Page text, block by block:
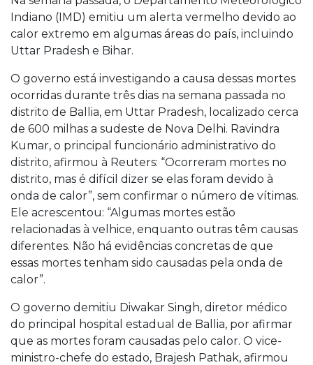
Indiano (IMD) emitiu um alerta vermelho devido ao
calor extremo em algumas áreas do país, incluindo
Uttar Pradesh e Bihar.
O governo está investigando a causa dessas mortes
ocorridas durante três dias na semana passada no
distrito de Ballia, em Uttar Pradesh, localizado cerca
de 600 milhas a sudeste de Nova Delhi. Ravindra
Kumar, o principal funcionário administrativo do
distrito, afirmou à Reuters: “Ocorreram mortes no
distrito, mas é difícil dizer se elas foram devido à
onda de calor”, sem confirmar o número de vítimas.
Ele acrescentou: “Algumas mortes estão
relacionadas à velhice, enquanto outras têm causas
diferentes. Não há evidências concretas de que
essas mortes tenham sido causadas pela onda de
calor”.
O governo demitiu Diwakar Singh, diretor médico
do principal hospital estadual de Ballia, por afirmar
que as mortes foram causadas pelo calor. O vice-
ministro-chefe do estado, Brajesh Pathak, afirmou